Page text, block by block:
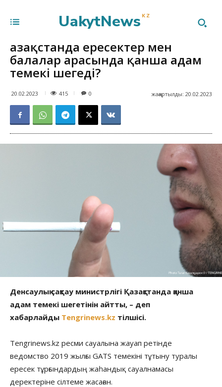
UakytNews KZ
Қазақстанда ересектер мен
балалар арасында қанша адам
темекі шегеді?
20.02.2023 415 жаңартылды: 20.02.2023
0
Денсаулық сақтау министрлігі Қазақстанда қанша
адам темекі шегетінін айтты, – деп
хабарлайды Tengrinews.kz тілшісі.
Tengrinews.kz ресми сауалына жауап ретінде
ведомство 2019 жылғы GATS темекіні тұтыну туралы
ересек тұрғындардың жаһандық сауалнамасы
деректеріне сілтеме жасаған.